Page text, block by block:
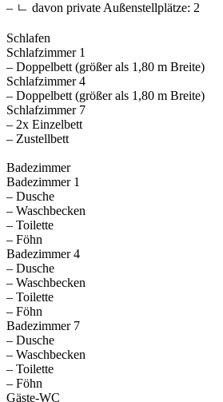
– ㄴ davon private Außen­stellplätze: 2
Schlafen
Schlafzimmer 1
– Doppelbett (größer als 1,80 m Breite)
Schlafzimmer 4
– Doppelbett (größer als 1,80 m Breite)
Schlafzimmer 7
– 2x Einzelbett
– Zustellbett
Badezimmer
Badezimmer 1
– Dusche
– Waschbecken
– Toilette
– Föhn
Badezimmer 4
– Dusche
– Waschbecken
– Toilette
– Föhn
Badezimmer 7
– Dusche
– Waschbecken
– Toilette
– Föhn
Gäste-WC